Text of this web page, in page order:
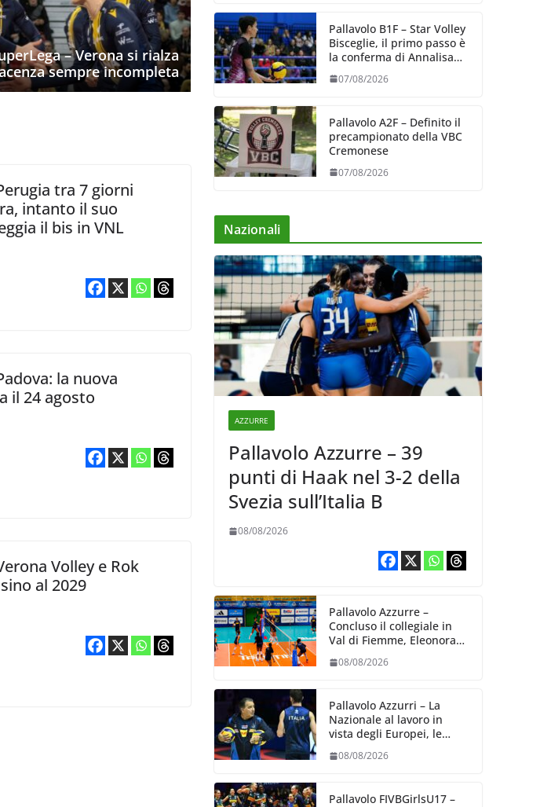
– Verona si rialza
sempre incompleta
tra 7 giorni
intanto il suo
il bis in VNL
la nuova
il 24 agosto
Volley e Rok
al 2029
Pallavolo B1F – Star Volley
Bisceglie, il primo passo è
la conferma di Annalisa
Mileno
07/08/2026
Pallavolo A2F – Definito il
precampionato della VBC
Cremonese
07/08/2026
Nazionali
AZZURRE
Pallavolo Azzurre – 39
punti di Haak nel 3-2 della
Svezia sull’Italia B
08/08/2026
Pallavolo Azzurre –
Concluso il collegiale in
Val di Fiemme, Eleonora
su quei piccoli dettagli
08/08/2026
Pallavolo Azzurri – La
Nazionale al lavoro in
vista degli Europei, le
Ferdinando De Giorgi
08/08/2026
Pallavolo FIVBGirlsU17 –